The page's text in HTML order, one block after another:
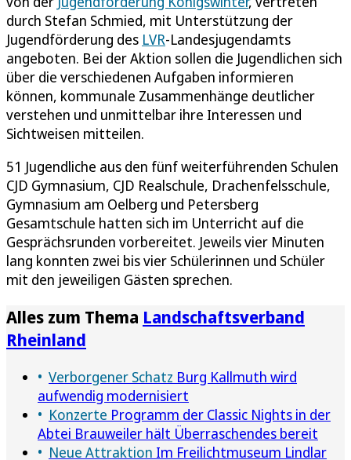
durch Stefan Schmied, mit Unterstützung der
Jugendförderung des LVR-Landesjugendamts
angeboten. Bei der Aktion sollen die Jugendlichen sich
über die verschiedenen Aufgaben informieren
können, kommunale Zusammenhänge deutlicher
verstehen und unmittelbar ihre Interessen und
Sichtweisen mitteilen.
51 Jugendliche aus den fünf weiterführenden Schulen
CJD Gymnasium, CJD Realschule, Drachenfelsschule,
Gymnasium am Oelberg und Petersberg
Gesamtschule hatten sich im Unterricht auf die
Gesprächsrunden vorbereitet. Jeweils vier Minuten
lang konnten zwei bis vier Schülerinnen und Schüler
mit den jeweiligen Gästen sprechen.
Alles zum Thema Landschaftsverband
Rheinland
Verborgener Schatz Burg Kallmuth wird
aufwendig modernisiert
Konzerte Programm der Classic Nights in der
Abtei Brauweiler hält Überraschendes bereit
Neue Attraktion Im Freilichtmuseum Lindlar